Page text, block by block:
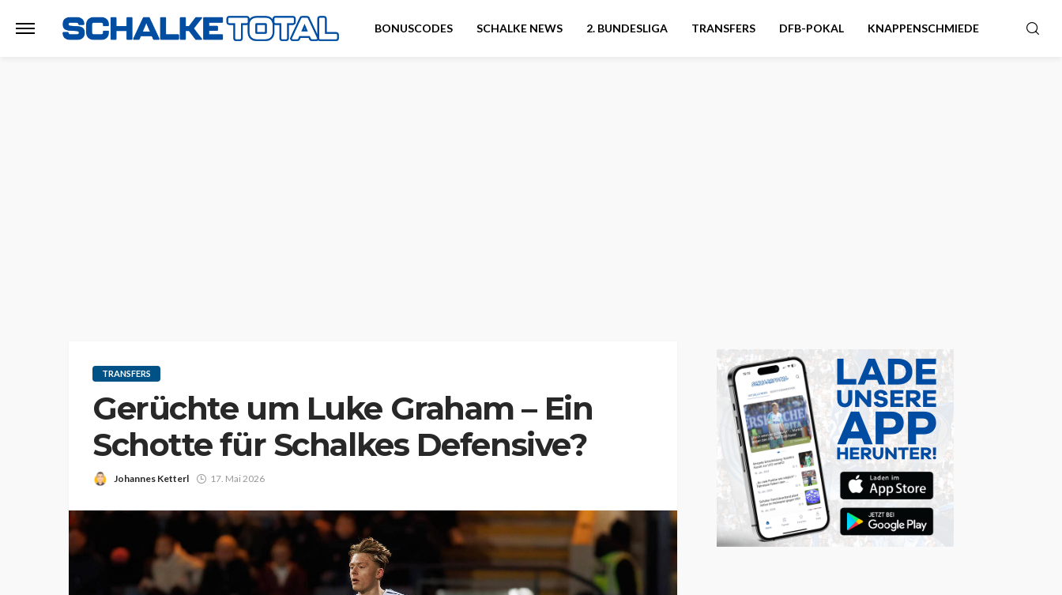
BONUSCODES SCHALKE NEWS 2. BUNDESLIGA TRANSFERS DFB-POKAL KNAPPENSCHMIEDE
TRANSFERS
Gerüchte um Luke Graham – Ein
Schotte für Schalkes Defensive?
Johannes Ketterl 17. Mai 2026